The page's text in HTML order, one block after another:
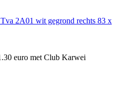
2A01 wit gegrond rechts 83 x
euro met Club Karwei